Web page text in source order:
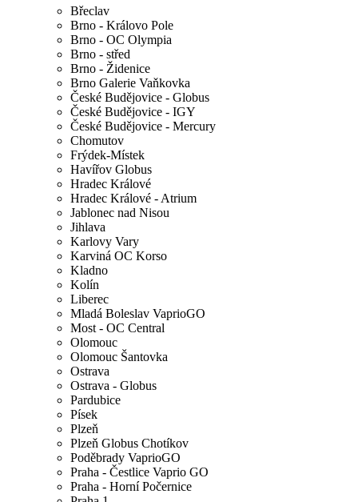
Břeclav
Brno - Královo Pole
Brno - OC Olympia
Brno - střed
Brno - Židenice
Brno Galerie Vaňkovka
České Budějovice - Globus
České Budějovice - IGY
České Budějovice - Mercury
Chomutov
Frýdek-Místek
Havířov Globus
Hradec Králové
Hradec Králové - Atrium
Jablonec nad Nisou
Jihlava
Karlovy Vary
Karviná OC Korso
Kladno
Kolín
Liberec
Mladá Boleslav VaprioGO
Most - OC Central
Olomouc
Olomouc Šantovka
Ostrava
Ostrava - Globus
Pardubice
Písek
Plzeň
Plzeň Globus Chotíkov
Poděbrady VaprioGO
Praha - Čestlice Vaprio GO
Praha - Horní Počernice